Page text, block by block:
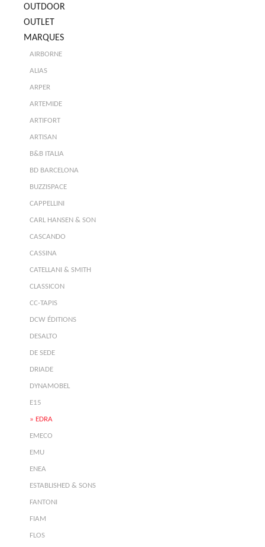
OUTDOOR
OUTLET
MARQUES
AIRBORNE
ALIAS
ARPER
ARTEMIDE
ARTIFORT
ARTISAN
B&B ITALIA
BD BARCELONA
BUZZISPACE
CAPPELLINI
CARL HANSEN & SON
CASCANDO
CASSINA
CATELLANI & SMITH
CLASSICON
CC-TAPIS
DCW ÉDITIONS
DESALTO
DE SEDE
DRIADE
DYNAMOBEL
E15
EDRA
EMECO
EMU
ENEA
ESTABLISHED & SONS
FANTONI
FIAM
FLOS